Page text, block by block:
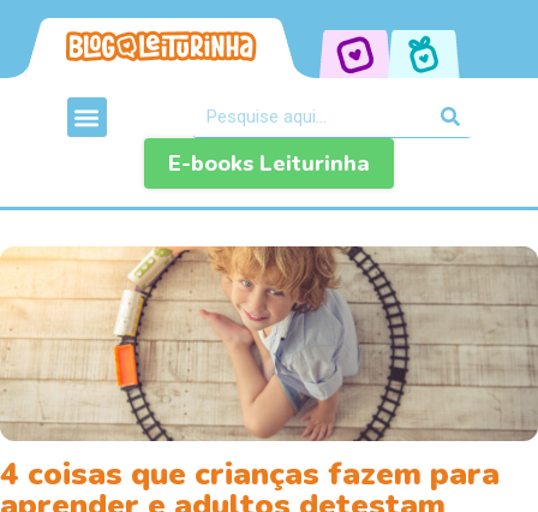
E-books Leiturinha
4 coisas que crianças fazem para